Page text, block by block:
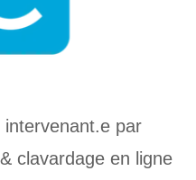
par
clavardage en ligne